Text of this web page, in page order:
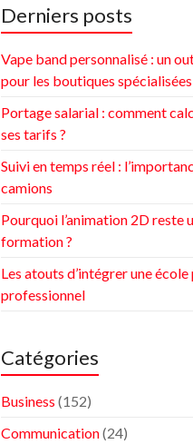
Derniers posts
Vape band personnalisé : un
pour les boutiques spécialisées
Portage salarial : comment
ses tarifs ?
Suivi en temps réel :
camions
Pourquoi l’animation 2D reste
formation ?
Les atouts d’intégrer une
professionnel
Catégories
Business (152)
Communication(24)